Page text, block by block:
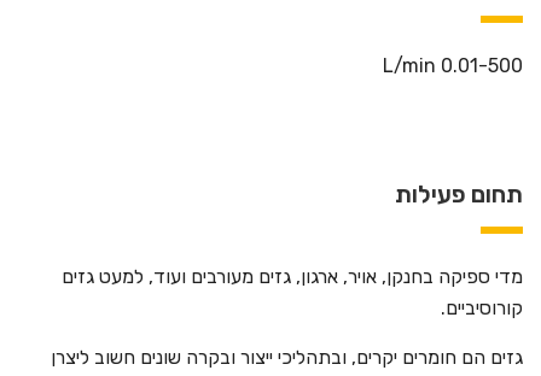
0.01-500 L/min
תחום פעילות
מדי ספיקה בחנקן, אויר, ארגון, גזים מעורבים ועוד, למעט גזים
קורוסיביים.
גזים הם חומרים יקרים, ובתהליכי ייצור ובקרה שונים חשוב ליצרן